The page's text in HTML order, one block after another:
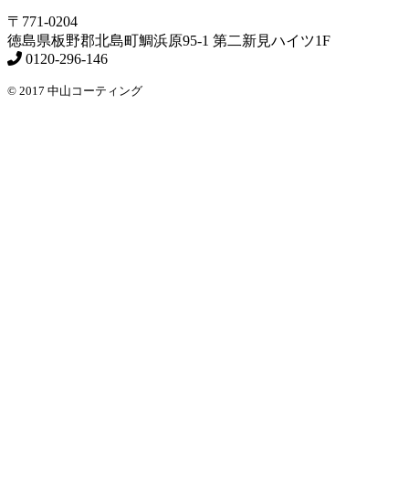
〒771-0204
徳島県板野郡北島町鯛浜原95-1 第二新見ハイツ1F
0120-296-146
© 2017 中山コーティング